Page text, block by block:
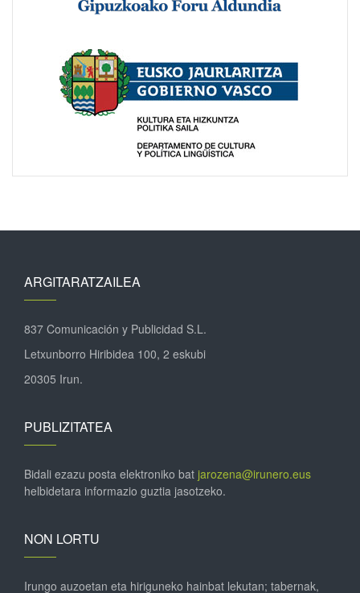
ARGITARATZAILEA
837 Comunicación y Publicidad S.L.
Letxunborro Hiribidea 100, 2 eskubi
20305 Irun.
PUBLIZITATEA
Bidali ezazu posta elektroniko bat jarozena@irunero.eus
helbidetara informazio guztia jasotzeko.
NON LORTU
Irungo auzoetan eta hiriguneko hainbat lekutan; tabernak,